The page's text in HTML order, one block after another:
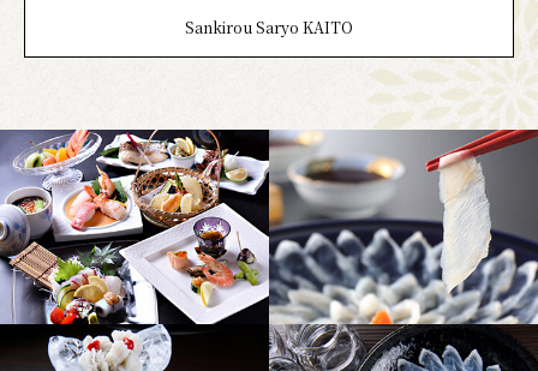
Sankirou Saryo KAITO